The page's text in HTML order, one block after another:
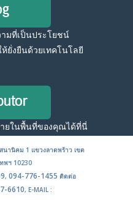
มที่เป็นประโยชน์
ยั่งยืนด้วยเทคโนโลยี
ยในพื้นที่ของคุณได้ที่นี่
นานิคม 1 แขวงลาดพร้าว เขต
พฯ 10230
, 094-776-1455 ติดต่อ
6610, E-MAIL :